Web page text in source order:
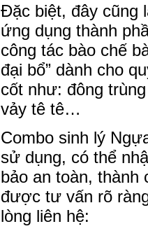
Đặc biệt, đây cũng
ứng dụng thành
công tác bào chế
đại bổ” dành cho
cốt như: đông
vảy tê tê…
Combo sinh lý
sử dụng, có thể
bảo an toàn, thành
được tư vấn rõ
lòng liên hệ: